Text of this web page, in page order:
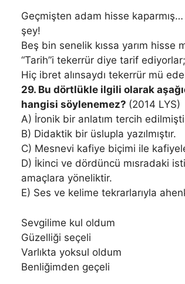
Geçmişten adam hisse
şey!
Beş bin senelik kıssa yarım hisse
“Tarih”i tekerrür diye tarif ediyorlar;
Hiç ibret alınsaydı tekerrür mü
29. Bu dörtlükle ilgili olarak
hangisi söylenemez? (2014 LYS)
A) İronik bir anlatım tercih
B) Didaktik bir üslupla yazılmıştır.
C) Mesnevi kafiye biçimi ile
D) İkinci ve dördüncü mısradaki
amaçlara yöneliktir.
E) Ses ve kelime tekrarlarıyla
Sevgilime kul oldum
Güzelliği seçeli
Varlıkta yoksul oldum
Benliğimden geçeli